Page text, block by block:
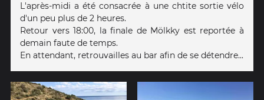
L'après-midi a été consacrée à une chtite sortie vélo
d'un peu plus de 2 heures.
Retour vers 18:00, la finale de Mölkky est reportée à
demain faute de temps.
En attendant, retrouvailles au bar afin de se détendre...